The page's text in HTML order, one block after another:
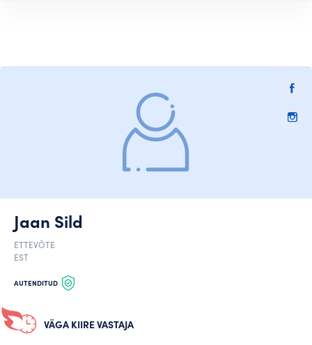
Jaan Sild
ETTEVÕTE
EST
AUTENDITUD
VÄGA KIIRE VASTAJA